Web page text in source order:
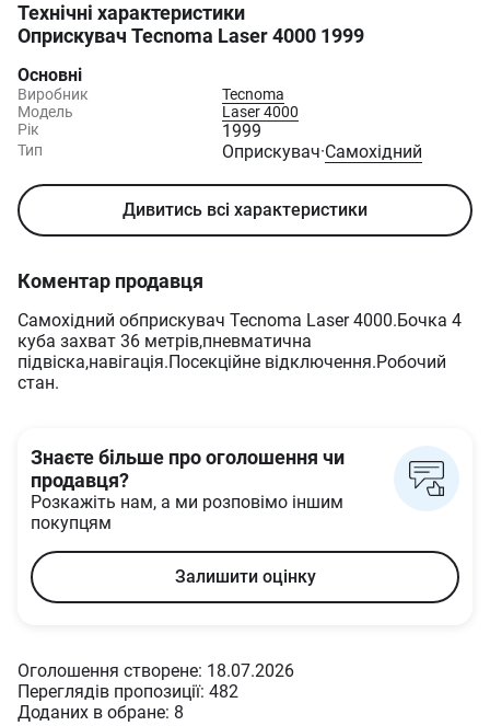
Технічні характеристики
Оприскувач Tecnoma Laser 4000 1999
Основні
Виробник
Tecnoma
Модель
Laser 4000
Рік
1999
Тип Оприскувач·Самохідний
Дивитись всі характеристики
Коментар продавця
Самохідний обприскувач Tecnoma Laser 4000.Бочка 4
куба захват 36 метрів,пневматична
підвіска,навігація.Посекційне відключення.Робочий
стан.
Знаєте більше про оголошення чи
продавця?
Розкажіть нам, а ми розповімо іншим
покупцям
Залишити оцінку
Оголошення створене: 18.07.2026
Переглядів пропозиції: 482
Доданих в oбране: 8